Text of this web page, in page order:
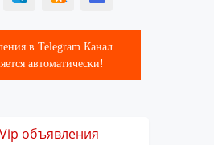
в Telegram Канал
автоматически!
Vip объявления